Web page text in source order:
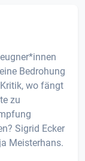
Bedrohung
wo fängt
zu
Sigrid Ecker
Meisterhans.